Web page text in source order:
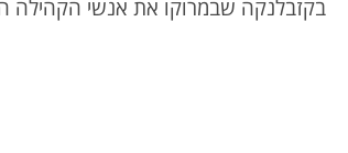
בקזבלנקה שבמרוקו את אנשי הקהילה